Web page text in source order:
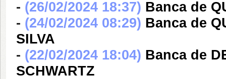
- (26/02/2024 18:37) Banca de
- (24/02/2024 08:29) Banca de
SILVA
- (22/02/2024 18:04) Banca de
SCHWARTZ